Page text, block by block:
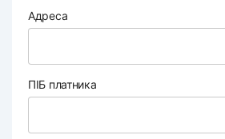
Адреса
ПІБ платника